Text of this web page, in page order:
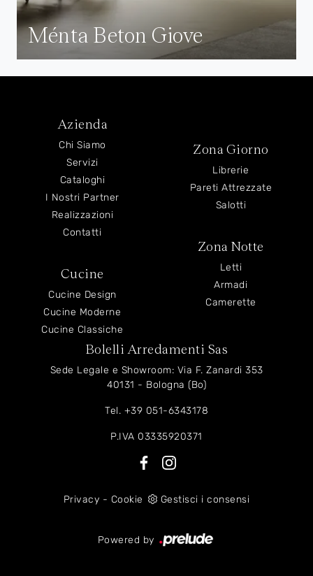
Ménta Beton Giove
Azienda
Chi Siamo
Servizi
Cataloghi
I Nostri Partner
Realizzazioni
Contatti
Cucine
Cucine Design
Cucine Moderne
Cucine Classiche
Zona Giorno
Librerie
Pareti Attrezzate
Salotti
Zona Notte
Letti
Armadi
Camerette
Bolelli Arredamenti Sas
Sede Legale e Showroom: Via F. Zanardi 353
40131 - Bologna (Bo)
Tel. +39 051-6343178
P.IVA 03335920371
Privacy - Cookie Gestisci i consensi
Powered by